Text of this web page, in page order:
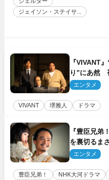
ジェイソン・ステイサ...
『VIVANT
り”にあ然
あって」の
エンタメ
VIVANT 堺雅人 ドラマ
『豊臣兄弟
を裏切るま
汚い！」「
エンタメ
豊臣兄弟！ NHK大河ドラマ